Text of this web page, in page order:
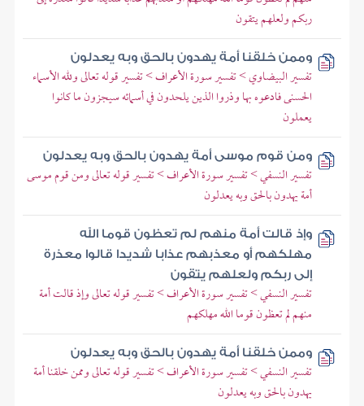
ربكم ولعلهم يتقون
وممن خلقنا أمة يهدون بالحق وبه يعدلون
تفسير البيضاوي > تفسير سورة الأعراف > تفسير قوله تعالى ولله الأسماء
الحسنى فادعوه بها وذروا الذين يلحدون في أسمائه سيجزون ما كانوا
يعملون
ومن قوم موسى أمة يهدون بالحق وبه يعدلون
تفسير النسفي > تفسير سورة الأعراف > تفسير قوله تعالى ومن قوم موسى
أمة يهدون بالحق وبه يعدلون
وإذ قالت أمة منهم لم تعظون قوما الله
مهلكهم أو معذبهم عذابا شديدا قالوا معذرة
إلى ربكم ولعلهم يتقون
تفسير النسفي > تفسير سورة الأعراف > تفسير قوله تعالى وإذ قالت أمة
منهم لم تعظون قوما الله مهلكهم
وممن خلقنا أمة يهدون بالحق وبه يعدلون
تفسير النسفي > تفسير سورة الأعراف > تفسير قوله تعالى وممن خلقنا أمة
يهدون بالحق وبه يعدلون